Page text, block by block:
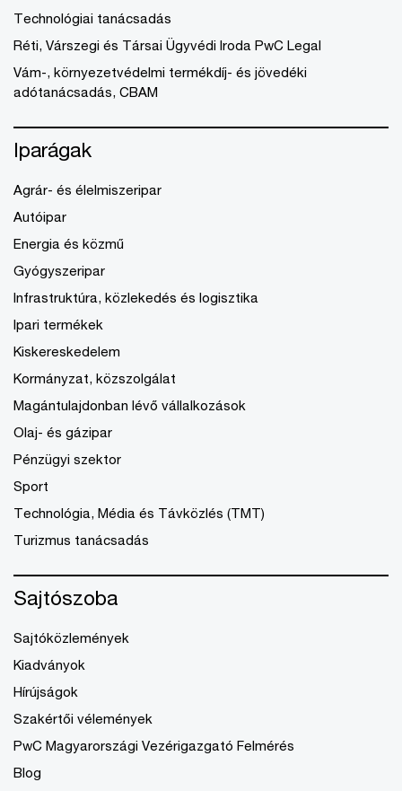
Technológiai tanácsadás
Réti, Várszegi és Társai Ügyvédi Iroda PwC Legal
Vám-, környezetvédelmi termékdíj- és jövedéki
adótanácsadás, CBAM
Iparágak
Agrár- és élelmiszeripar
Autóipar
Energia és közmű
Gyógyszeripar
Infrastruktúra, közlekedés és logisztika
Ipari termékek
Kiskereskedelem
Kormányzat, közszolgálat
Magántulajdonban lévő vállalkozások
Olaj- és gázipar
Pénzügyi szektor
Sport
Technológia, Média és Távközlés (TMT)
Turizmus tanácsadás
Sajtószoba
Sajtóközlemények
Kiadványok
Hírújságok
Szakértői vélemények
PwC Magyarországi Vezérigazgató Felmérés
Blog